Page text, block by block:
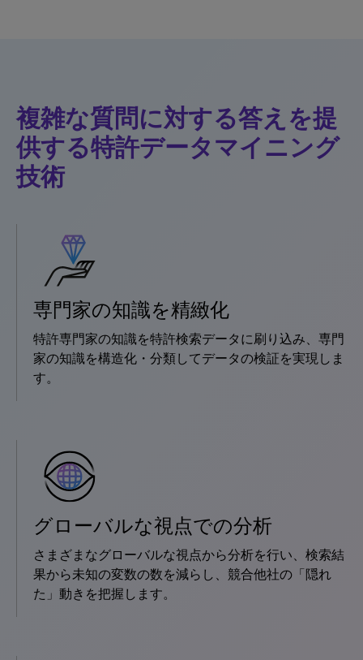
複雑な質問に対する答えを提
供する特許データマイニング
技術
専門家の知識を精緻化
特許専門家の知識を特許検索データに刷り込み、専門
家の知識を構造化・分類してデータの検証を実現しま
す。
グローバルな視点での分析
さまざまなグローバルな視点から分析を行い、検索結
果から未知の変数の数を減らし、競合他社の「隠れ
た」動きを把握します。